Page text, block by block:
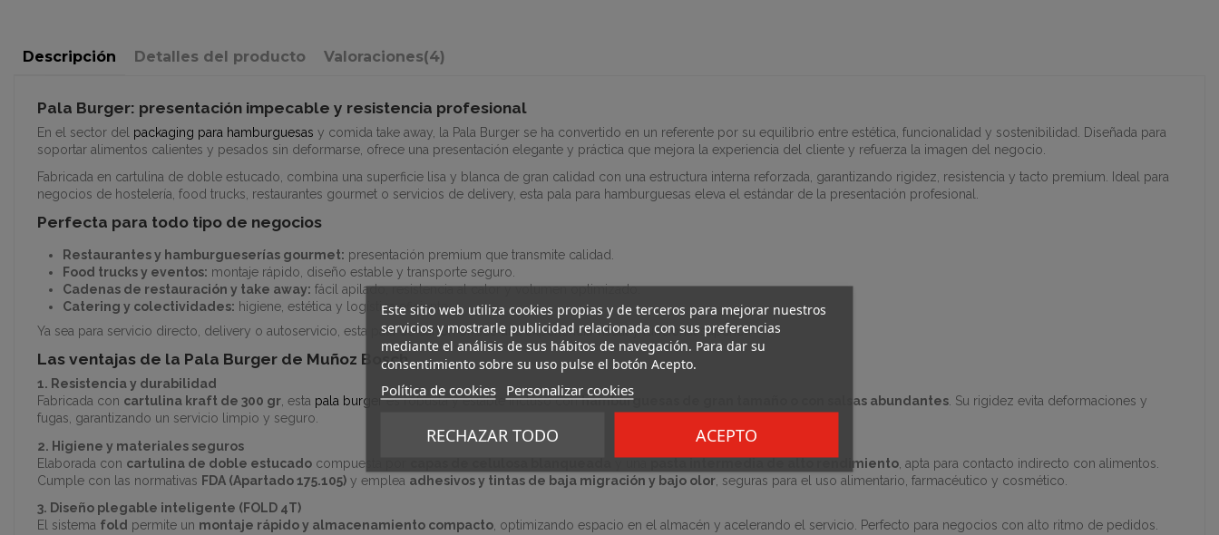
Este sitio web utiliza cookies propias y de terceros para mejorar nuestros
servicios y mostrarle publicidad relacionada con sus preferencias
mediante el análisis de sus hábitos de navegación. Para dar su
consentimiento sobre su uso pulse el botón Acepto.
Política de cookies Personalizar cookies
RECHAZAR TODO ACEPTO
Descripción Detalles del producto Valoraciones(4)
Pala Burger: presentación impecable y resistencia profesional
En el sector del packaging para hamburguesas y comida take away, la Pala Burger se ha convertido en un referente por su equilibrio entre estética, funcionalidad y sostenibilidad. Diseñada para
soportar alimentos calientes y pesados sin deformarse, ofrece una presentación elegante y práctica que mejora la experiencia del cliente y refuerza la imagen del negocio.
Fabricada en cartulina de doble estucado, combina una superficie lisa y blanca de gran calidad con una estructura interna reforzada, garantizando rigidez, resistencia y tacto premium. Ideal para
negocios de hostelería, food trucks, restaurantes gourmet o servicios de delivery, esta pala para hamburguesas eleva el estándar de la presentación profesional.
Perfecta para todo tipo de negocios
Restaurantes y hamburgueserías gourmet: presentación premium que transmite calidad.
Food trucks y eventos: montaje rápido, diseño estable y transporte seguro.
Cadenas de restauración y take away: fácil apilado, resistencia al calor y volumen optimizado.
Catering y colectividades: higiene, estética y logística eficiente.
Ya sea para servicio directo, delivery o autoservicio, esta pala de cartón ofrece una experiencia visual y funcional superior.
Las ventajas de la Pala Burger de Muñoz Bosch
1. Resistencia y durabilidad
Fabricada con cartulina kraft de 300 gr, esta pala burgeres robusta y estable incluso conhamburguesas de gran tamaño o con salsas abundantes. Su rigidez evita deformaciones y
fugas, garantizando un servicio limpio y seguro.
2. Higiene y materiales seguros
Elaborada con cartulina de doble estucado compuesta por pasta intermedia de alto rendimiento , apta para contacto indirecto con alimentos.
Cumple con las normativas FDA (Apartado 175.105) y emplea adhesivos y tintas de baja migración y bajo olor , seguras para el uso alimentario, farmacéutico y cosmético.
3. Diseño plegable inteligente (FOLD 4T)
El sistema fold permite un montaje rápido y almacenamiento compacto , optimizando espacio en el almacén y acelerando el servicio. Perfecto para negocios con alto ritmo de pedidos.